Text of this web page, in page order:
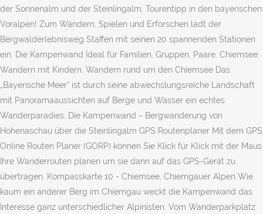
der Sonnenalm und der Steinlingalm. Tourentipp in den bayerischen
Voralpen! Zum Wandern, Spielen und Erforschen lädt der
Bergwalderlebnisweg Staffen mit seinen 20 spannenden Stationen
ein. Die Kampenwand Ideal für Familien, Gruppen, Paare. Chiemsee:
Wandern mit Kindern. Wandern rund um den Chiemsee Das
„Bayerische Meer“ ist durch seine abwechslungsreiche Landschaft
mit Panoramaaussichten auf Berge und Wasser ein echtes
Wanderparadies. Die Kampenwand ~ Bergwanderung von
Hohenaschau über die Steinlingalm GPS Routenplaner Mit dem GPS
Online Routen Planer (GORP) können Sie Klick für Klick mit der Maus
Ihre Wanderrouten planen um sie dann auf das GPS-Gerät zu
übertragen. Kompasskarte 10 - Chiemsee, Chiemgauer Alpen Wie
kaum ein anderer Berg im Chiemgau weckt die Kampenwand das
Interesse ganz unterschiedlicher Alpinisten. Vom Wanderparkplatz